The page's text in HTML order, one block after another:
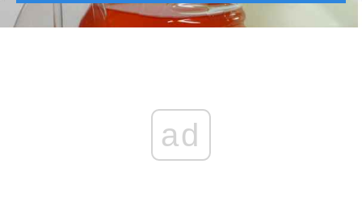
ad